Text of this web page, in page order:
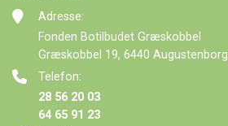
Adresse:
Fonden Botilbudet Græskobbel
Græskobbel 19, 6440 Augustenborg
Telefon:
28 56 20 03
64 65 91 23